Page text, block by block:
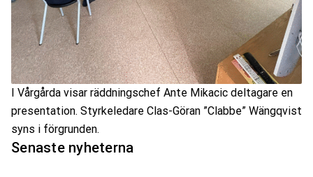
I Vårgårda visar räddningschef Ante Mikacic deltagare en
presentation. Styrkeledare Clas-Göran ”Clabbe” Wängqvist
syns i förgrunden.
Senaste nyheterna